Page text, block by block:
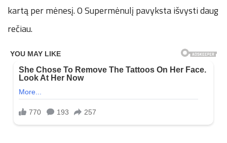
kartą per mėnesį. O Supermėnulį pavyksta išvysti daug
rečiau.